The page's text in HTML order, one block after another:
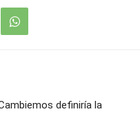
definiría la